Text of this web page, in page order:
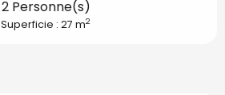
2 Personne(s)
Superficie : 27 m2